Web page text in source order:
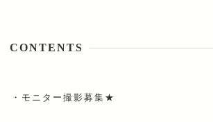
CONTENTS
・ モニター撮影募集★